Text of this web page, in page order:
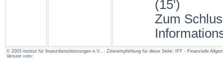
(15')
Zum
© 2003 institut für finanzdienstleistungen e.V.. - Zitierempfehlung für diese Seite: IFF - Finanzielle
Version vom: